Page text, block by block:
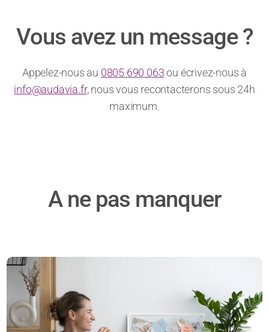
Vous avez un message ?
Appelez-nous au 0805 690 063ou écrivez-nous à
info@audavia.fr, nous vous recontacterons sous 24h
maximum.
A ne pas manquer